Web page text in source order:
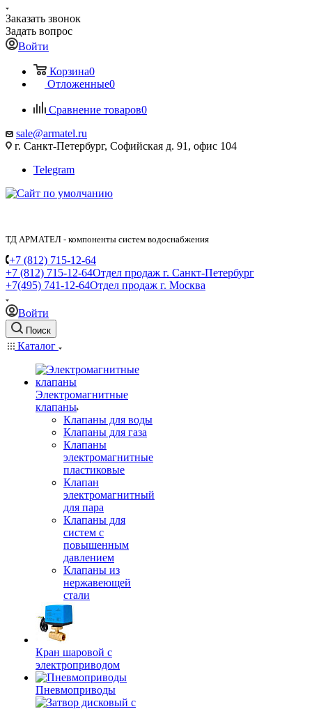
Заказать звонок
Задать вопрос
Войти
Корзина0
Отложенные0
Сравнение товаров0
sale@armatel.ru
г. Санкт-Петербург, Софийская д. 91, офис 104
Telegram
ТД АРМАТЕЛ - компоненты систем водоснабжения
+7 (812) 715-12-64
+7 (812) 715-12-64Отдел продаж г. Санкт-Петербург
+7(495) 741-12-64Отдел продаж г. Москва
Войти
Поиск
Каталог
Электромагнитные
клапаны
Клапаны для воды
Клапаны для газа
Клапаны
электромагнитные
пластиковые
Клапан
электромагнитный
для пара
Клапаны для
систем с
повышенным
давлением
Клапаны из
нержавеющей
стали
Кран шаровой с
электроприводом
Пневмоприводы